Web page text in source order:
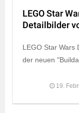
LEGO Star
Detailbilder
LEGO Star Wars
der neuen
19.